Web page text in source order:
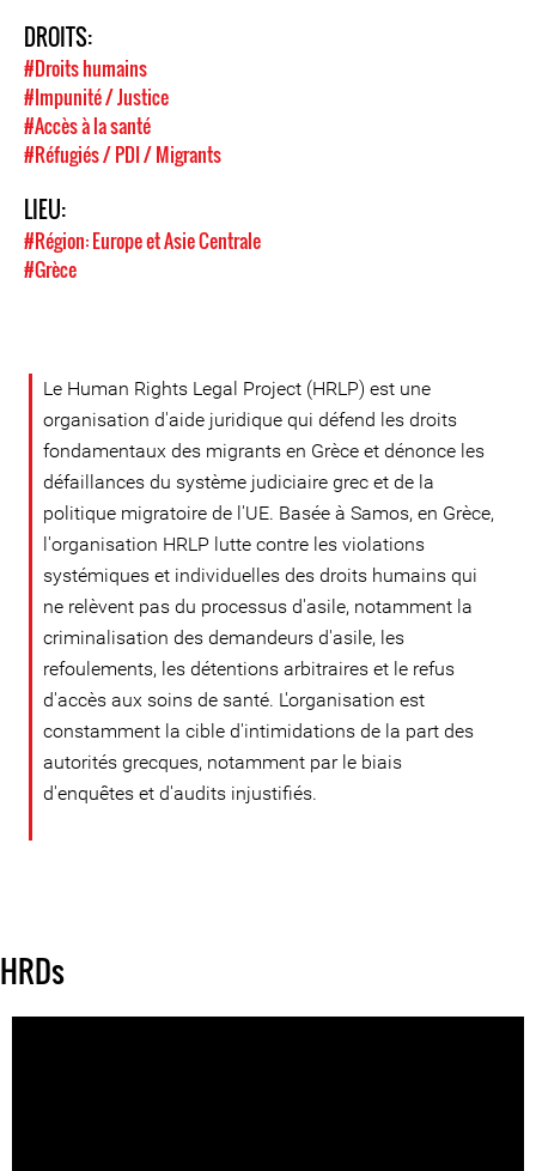
DROITS:
#Droits humains
#Impunité / Justice
#Accès à la santé
#Réfugiés / PDI / Migrants
LIEU:
#Région: Europe et Asie Centrale
#Grèce
Le Human Rights Legal Project (HRLP) est une
organisation d'aide juridique qui défend les droits
fondamentaux des migrants en Grèce et dénonce les
défaillances du système judiciaire grec et de la
politique migratoire de l'UE. Basée à Samos, en Grèce,
l'organisation HRLP lutte contre les violations
systémiques et individuelles des droits humains qui
ne relèvent pas du processus d'asile, notamment la
criminalisation des demandeurs d'asile, les
refoulements, les détentions arbitraires et le refus
d'accès aux soins de santé. L'organisation est
constamment la cible d'intimidations de la part des
autorités grecques, notamment par le biais
d'enquêtes et d'audits injustifiés.
HRDs